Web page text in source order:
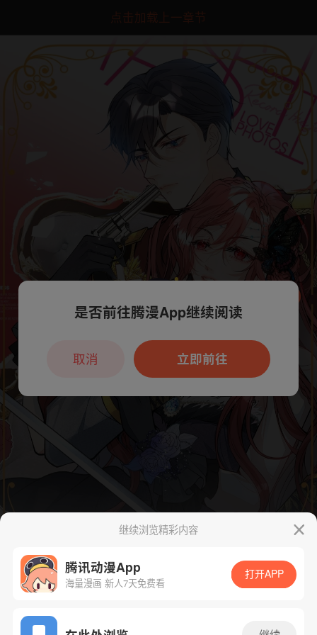
点击加载上一章节
App免费看
继续浏览精彩内容
腾讯动漫App
海量漫画 新人7天免费看
打开APP
本章节仅支持App阅读，可打开App新用
户7天免费看
是否前往腾漫App继续阅读
立即前往
取消